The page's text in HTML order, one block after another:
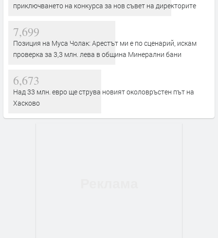
приключването на конкурса за нов съвет на директорите
7,699
Позиция на Муса Чолак: Арестът ми е по сценарий, искам
проверка за 3,3 млн. лева в община Минерални бани
6,673
Над 33 млн. евро ще струва новият околовръстен път на
Хасково